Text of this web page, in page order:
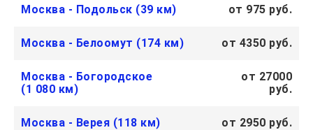
Москва - Подольск (39 км) от 975 руб.
Москва - Белоомут (174 км) от 4350 руб.
Москва - Богородское
(1 080 км)
от 27000
руб.
Москва - Верея (118 км) от 2950 руб.